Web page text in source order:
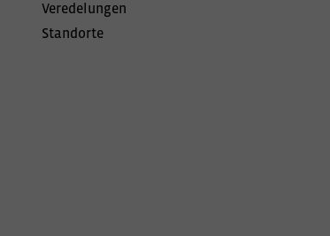
Veredelungen
Standorte